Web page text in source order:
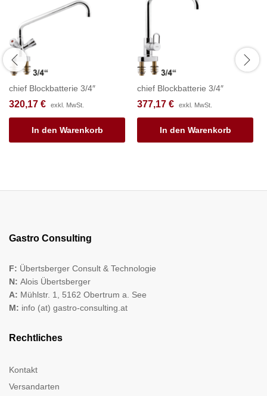
chief Blockbatterie 3/4″
320,17 € exkl. MwSt.
In den Warenkorb
chief Blockbatterie 3/4″
377,17 € exkl. MwSt.
In den Warenkorb
Gastro Consulting
F: Übertsberger Consult & Technologie
N: Alois Übertsberger
A: Mühlstr. 1, 5162 Obertrum a. See
M: info (at) gastro-consulting.at
Rechtliches
Kontakt
Versandarten